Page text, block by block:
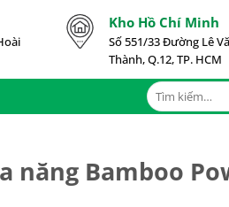
Kho Hồ Chí Minh
Số 551/33 Đường Lê
Thành, Q.12, TP. HCM
Tìm
kiếm:
năng Bamboo